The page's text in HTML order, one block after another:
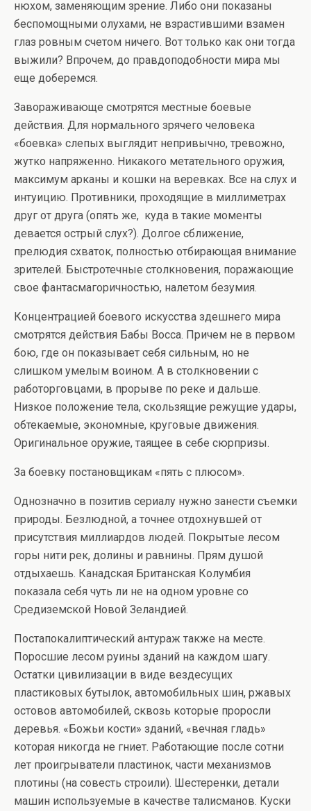
нюхом, заменяющим зрение. Либо они показаны
беспомощными олухами, не взрастившими взамен
глаз ровным счетом ничего. Вот только как они тогда
выжили? Впрочем, до правдоподобности мира мы
еще доберемся.
Завораживающе смотрятся местные боевые
действия. Для нормального зрячего человека
«боевка» слепых выглядит непривычно, тревожно,
жутко напряженно. Никакого метательного оружия,
максимум арканы и кошки на веревках. Все на слух и
интуицию. Противники, проходящие в миллиметрах
друг от друга (опять же, куда в такие моменты
девается острый слух?). Долгое сближение,
прелюдия схваток, полностью отбирающая внимание
зрителей. Быстротечные столкновения, поражающие
свое фантасмагоричностью, налетом безумия.
Концентрацией боевого искусства здешнего мира
смотрятся действия Бабы Восса. Причем не в первом
бою, где он показывает себя сильным, но не
слишком умелым воином. А в столкновении с
работорговцами, в прорыве по реке и дальше.
Низкое положение тела, скользящие режущие удары,
обтекаемые, экономные, круговые движения.
Оригинальное оружие, таящее в себе сюрпризы.
За боевку постановщикам «пять с плюсом».
Однозначно в позитив сериалу нужно занести съемки
природы. Безлюдной, а точнее отдохнувшей от
присутствия миллиардов людей. Покрытые лесом
горы нити рек, долины и равнины. Прям душой
отдыхаешь. Канадская Британская Колумбия
показала себя чуть ли не на одном уровне со
Средиземской Новой Зеландией.
Постапокалиптический антураж также на месте.
Поросшие лесом руины зданий на каждом шагу.
Остатки цивилизации в виде вездесущих
пластиковых бутылок, автомобильных шин, ржавых
остовов автомобилей, сквозь которые проросли
деревья. «Божьи кости» зданий, «вечная гладь»
которая никогда не гниет. Работающие после сотни
лет проигрыватели пластинок, части механизмов
плотины (на совесть строили). Шестеренки, детали
машин используемые в качестве талисманов. Куски